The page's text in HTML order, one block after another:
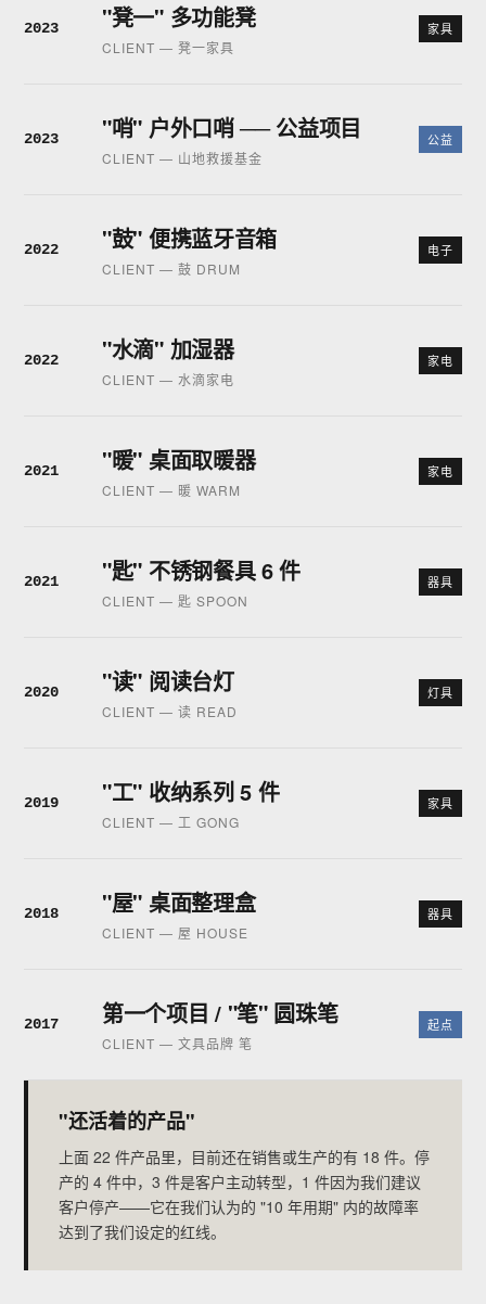
2023 "凳一" 多功能凳
CLIENT — 凳一家具
家具
2023 "哨" 户外口哨 ── 公益项目
CLIENT — 山地救援基金
公益
2022 "鼓" 便携蓝牙音箱
CLIENT — 鼓 DRUM
电子
2022 "水滴" 加湿器
CLIENT — 水滴家电
家电
2021 "暖" 桌面取暖器
CLIENT — 暖 WARM
家电
2021 "匙" 不锈钢餐具 6 件
CLIENT — 匙 SPOON
器具
2020 "读" 阅读台灯
CLIENT — 读 READ
灯具
2019 "工" 收纳系列 5 件
CLIENT — 工 GONG
家具
2018 "屋" 桌面整理盒
CLIENT — 屋 HOUSE
器具
2017 第一个项目 / "笔" 圆珠笔
CLIENT — 文具品牌 笔
起点
"还活着的产品"
上面 22 件产品里，目前还在销售或生产的有 18 件。停
产的 4 件中，3 件是客户主动转型，1 件因为我们建议
客户停产——它在我们认为的 "10 年用期" 内的故障率
达到了我们设定的红线。